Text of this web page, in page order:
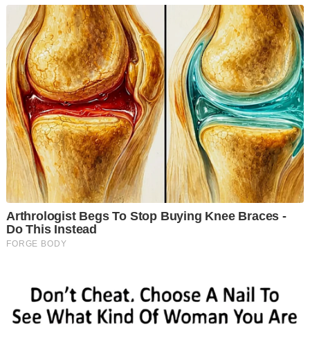
Detik-detik cemas itu bertukar lega apabila kelibatnya berjaya
dikesan di Kampung Lubuk Gaharu berhampiran Pos Musoh.
Penemuan bermakna itu disedari oleh komuniti Orang Asli
setempat yang sangat prihatin, sebelum mereka segera
memaklumkannya kepada pihak berkuasa.
Perak, Datuk Alwi Zainal Abidin ketika dihubungi Sinar Harian,
yang mana satu kenyataan media rasmi bakal menyusul dalam